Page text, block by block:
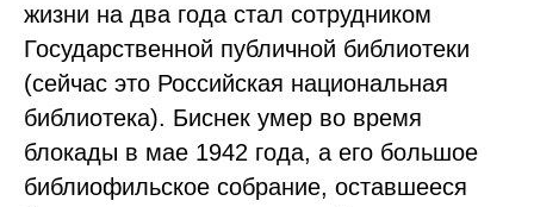
жизни на два года стал сотрудником
Государственной публичной библиотеки
(сейчас это Российская национальная
библиотека). Биснек умер во время
блокады в мае 1942 года, а его большое
библиофильское собрание, оставшееся